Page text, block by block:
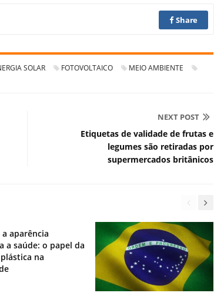
Share
SOLAR FOTOVOLTAICO
MEIO AMBIENTE
NEXT POST
Etiquetas de validade de frutas e
legumes são retiradas por
supermercados britânicos
aparência
a saúde: o papel da
na